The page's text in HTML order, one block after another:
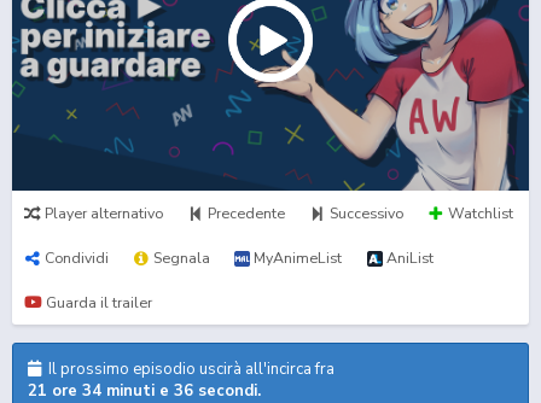
Player alternativo Precedente Successivo Watchlist
Condividi Segnala MyAnimeList AniList
Guarda il trailer
Il prossimo episodio uscirà all'incirca fra
21 ore 34 minuti e 36 secondi.